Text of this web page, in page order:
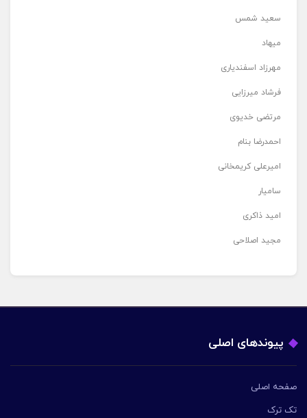
سعید شمس
میهاد
مهرزاد اسفندیاری
فرشاد میرزایی
مرتضی خدیوی
احمدرضا بنام
امیرعلی کریمخانی
سامیار
امید ذاکری
مجید اصلاحی
پیوندهای اصلی
صفحه اصلی
تک ترک